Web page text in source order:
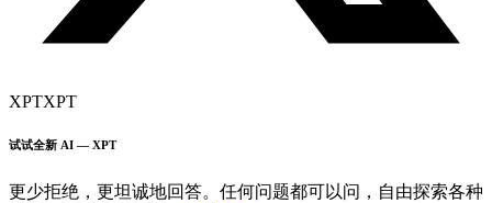
XPTXPT
试试全新 AI — XPT
更少拒绝，更坦诚地回答。任何问题都可以问，自由探索各种